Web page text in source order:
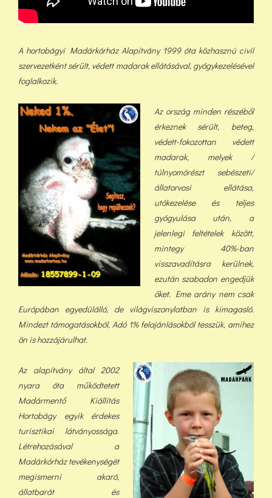
A hortobágyi Madárkórház Alapítvány 1999 óta közhasznú civil
szervezetként sérült, védett madarak ellátásával, gyógykezelésével
foglalkozik.
Az ország minden részéből
érkeznek sérült, beteg,
védett-fokozottan védett
madarak, melyek /
túlnyomórészt sebészeti/
állatorvosi ellátása,
utókezelése és teljes
gyógyulása után, a
jelenlegi feltételek között,
mintegy 40%-ban
visszavadításra kerülnek,
ezután szabadon engedjük
őket. Eme arány nem csak
Európában egyedülálló, de világviszonylatban is kimagasló.
Mindezt támogatásokból, Adó 1% felajánlásokból tesszük, amihez
ön is hozzájárulhat.
Az alapítvány által 2002
nyara óta működtetett
Madármentő Kiállítás
Hortobágy egyik érdekes
turisztikai látványossága.
Létrehozásával a
Madárkórház tevékenységét
megismerni akaró,
állatbarát és